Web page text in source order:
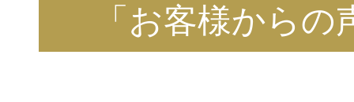
「お客様から